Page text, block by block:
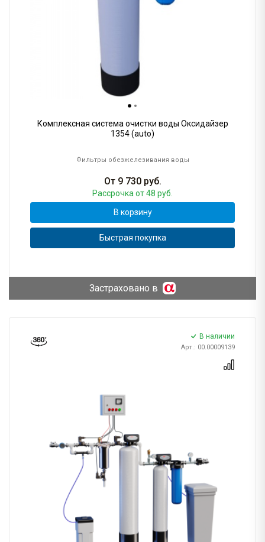
Комплексная система очистки воды Оксидайзер
1354 (auto)
Фильтры обезжелезивания воды
От 9 730руб.
Рассрочка от 48 руб.
В корзину
Быстрая покупка
Застраховано в
В наличии
Арт.: 00.00009139